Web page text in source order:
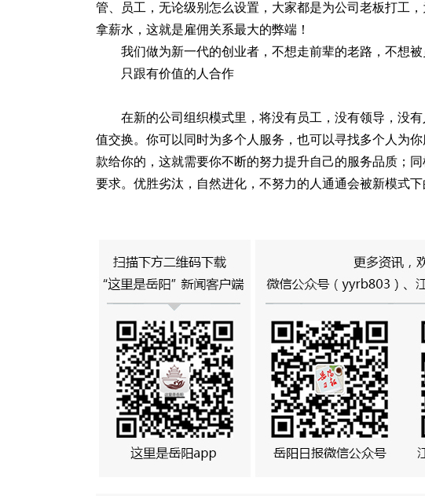
管、员工，无论级别怎么设置，大家都是为公司老板打工
拿薪水，这就是雇佣关系最大的弊端！
我们做为新一代的创业者，不想走前辈的老路，不想
只跟有价值的人合作
在新的公司组织模式里，将没有员工，没有领导，没
值交换。你可以同时为多个人服务，也可以寻找多个人为
款给你的，这就需要你不断的努力提升自己的服务品质；
要求。优胜劣汰，自然进化，不努力的人通通会被新模式下